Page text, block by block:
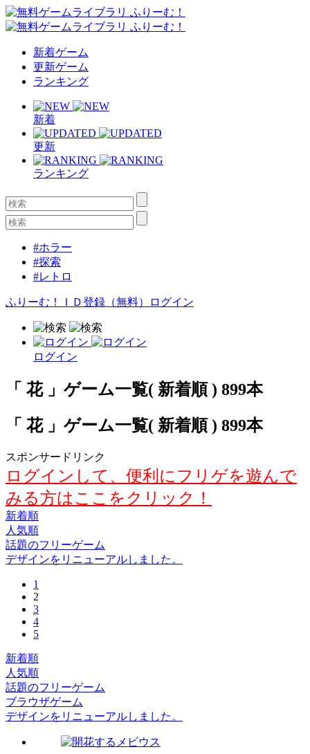
新着ゲーム
更新ゲーム
ランキング
新着
更新
ランキング
#ホラー
#探索
#レトロ
ふりーむ！ＩＤ登録（無料） ログイン
ログイン
「 花 」ゲーム一覧( 新着順 ) 899本
「 花 」ゲーム一覧( 新着順 ) 899本
スポンサードリンク
ログインして、便利にフリゲを遊んで
みる方はここをクリック！
新着順
人気順
話題のフリーゲーム
デザインをリニューアルしました。
1
2
3
4
5
新着順
人気順
話題のフリーゲーム
ブラウザゲーム
デザインをリニューアルしました。